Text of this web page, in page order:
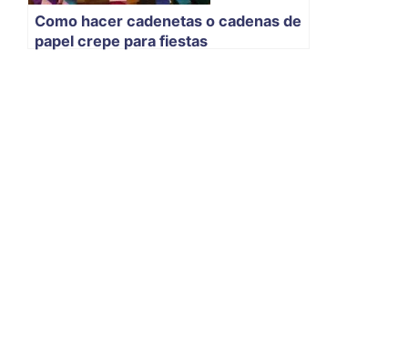
Como hacer cadenetas o cadenas de
papel crepe para fiestas